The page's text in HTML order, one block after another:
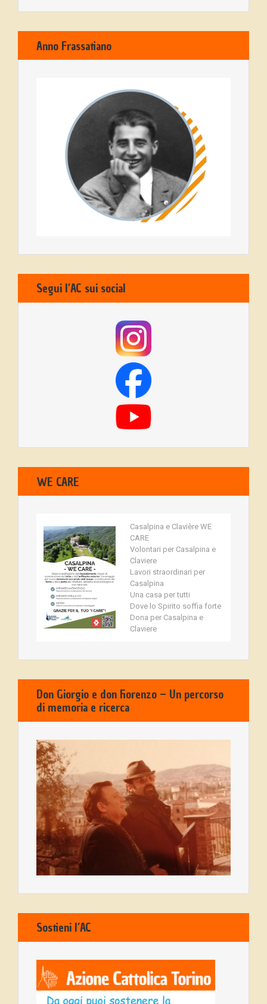
Anno Frassatiano
Segui l’AC sui social
WE CARE
Casalpina e Clavière WE
CARE
Volontari per Casalpina e
Claviere
Lavori straordinari per
Casalpina
Una casa per tutti
Dove lo Spirito soffia forte
Dona per Casalpina e
Claviere
Don Giorgio e don Fiorenzo – Un percorso
di memoria e ricerca
Sostieni l’AC